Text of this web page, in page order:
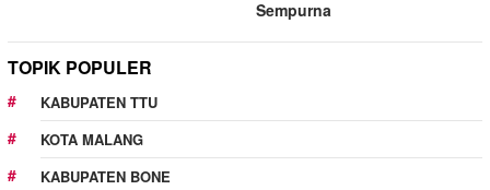
Sempurna
TOPIK POPULER
KABUPATEN TTU
KOTA MALANG
KABUPATEN BONE